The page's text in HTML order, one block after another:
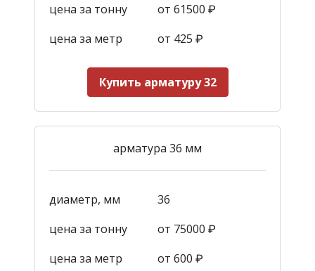
цена за тонну
от 61500 ₽
цена за метр
от 425 ₽
Купить арматуру 32
арматура 36 мм
диаметр, мм
36
цена за тонну
от 75000 ₽
цена за метр
от 600 ₽